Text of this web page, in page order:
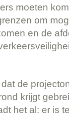
moeten
om
en de
de
krijgt
het al: er is